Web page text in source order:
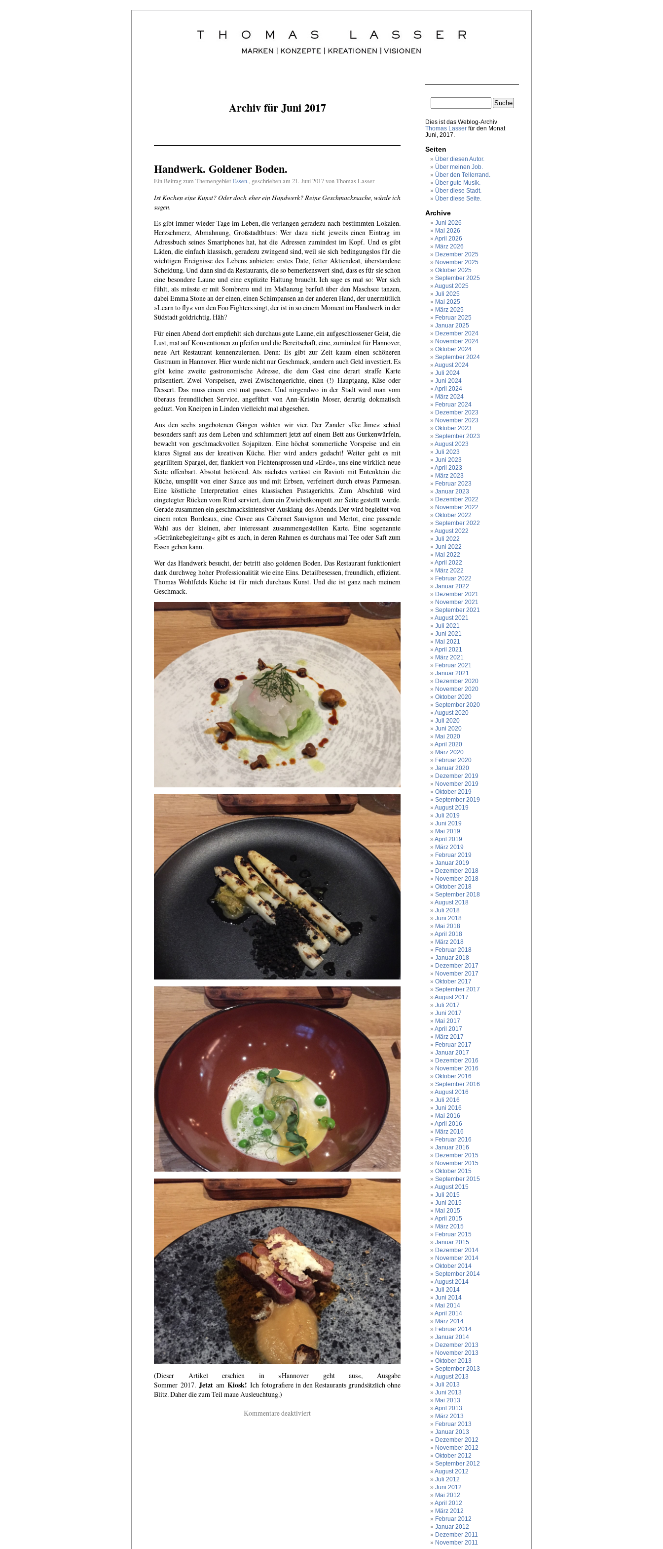
Archiv für Juni 2017
Handwerk. Goldener Boden.
Ein Beitrag zum ThemengebietEssen., geschrieben am 21. Juni 2017 von Thomas Lasser
Ist Kochen eine Kunst? Oder doch eher ein Handwerk? Reine Geschmackssache, würde ich
sagen.
Es gibt immer wieder Tage im Leben, die verlangen geradezu nach bestimmten Lokalen.
Herzschmerz, Abmahnung, Großstadtblues: Wer dazu nicht jeweils einen Eintrag im
Adressbuch seines Smartphones hat, hat die Adressen zumindest im Kopf. Und es gibt
Läden, die einfach klassisch, geradezu zwingend sind, weil sie sich bedingungslos für die
wichtigen Ereignisse des Lebens anbieten: erstes Date, fetter Aktiendeal, überstandene
Scheidung. Und dann sind da Restaurants, die so bemerkenswert sind, dass es für sie schon
eine besondere Laune und eine explizite Haltung braucht. Ich sage es mal so: Wer sich
fühlt, als müsste er mit Sombrero und im Maßanzug barfuß über den Maschsee tanzen,
dabei Emma Stone an der einen, einen Schimpansen an der anderen Hand, der unermütlich
»Learn to fly« von den Foo Fighters singt, der ist in so einem Moment im Handwerk in der
Südstadt goldrichtig. Häh?
Für einen Abend dort empfiehlt sich durchaus gute Laune, ein aufgeschlossener Geist, die
Lust, mal auf Konventionen zu pfeifen und die Bereitschaft, eine, zumindest für Hannover,
neue Art Restaurant kennenzulernen. Denn: Es gibt zur Zeit kaum einen schöneren
Gastraum in Hannover. Hier wurde nicht nur Geschmack, sondern auch Geld investiert. Es
gibt keine zweite gastronomische Adresse, die dem Gast eine derart straffe Karte
präsentiert. Zwei Vorspeisen, zwei Zwischengerichte, einen (!) Hauptgang, Käse oder
Dessert. Das muss einem erst mal passen. Und nirgendwo in der Stadt wird man vom
überaus freundlichen Service, angeführt von Ann-Kristin Moser, derartig dokmatisch
geduzt. Von Kneipen in Linden vielleicht mal abgesehen.
Aus den sechs angebotenen Gängen wählen wir vier. Der Zander »Ike Jime« schied
besonders sanft aus dem Leben und schlummert jetzt auf einem Bett aus Gurkenwürfeln,
bewacht von geschmackvollen Sojapilzen. Eine höchst sommerliche Vorspeise und ein
klares Signal aus der kreativen Küche. Hier wird anders gedacht! Weiter geht es mit
gegrilltem Spargel, der, flankiert von Fichtensprossen und »Erde«, uns eine wirklich neue
Seite offenbart. Absolut betörend. Als nächstes verlässt ein Ravioli mit Entenklein die
Küche, umspült von einer Sauce aus und mit Erbsen, verfeinert durch etwas Parmesan.
Eine köstliche Interpretation eines klassischen Pastagerichts. Zum Abschluß wird
eingelegter Rücken vom Rind serviert, dem ein Zwiebelkompott zur Seite gestellt wurde.
Gerade zusammen ein geschmacksintensiver Ausklang des Abends. Der wird begleitet von
einem roten Bordeaux, eine Cuvee aus Cabernet Sauvignon und Merlot, eine passende
Wahl aus der kleinen, aber interessant zusammengestellten Karte. Eine sogenannte
»Getränkebegleitung« gibt es auch, in deren Rahmen es durchaus mal Tee oder Saft zum
Essen geben kann.
Wer das Handwerk besucht, der betritt also goldenen Boden. Das Restaurant funktioniert
dank durchweg hoher Professionalität wie eine Eins. Detailbesessen, freundlich, effizient.
Thomas Wohlfelds Küche ist für mich durchaus Kunst. Und die ist ganz nach meinem
Geschmack.
(Dieser Artikel erschien in »Hannover geht aus«, Ausgabe
Sommer 2017.Jetzt amKiosk!Ich fotografiere in den Restaurants grundsätzlich ohne
Blitz. Daher die zum Teil maue Ausleuchtung.)
Kommentare deaktiviertfür
Dies ist das Weblog-Archiv
Thomas Lasser für den Monat
Juni, 2017.
Seiten
Über diesen Autor.
Über meinen Job.
Über den Tellerrand.
Über gute Musik.
Über diese Stadt.
Über diese Seite.
Archive
Juni 2026
Mai 2026
April 2026
März 2026
Dezember 2025
November 2025
Oktober 2025
September 2025
August 2025
Juli 2025
Mai 2025
März 2025
Februar 2025
Januar 2025
Dezember 2024
November 2024
Oktober 2024
September 2024
August 2024
Juli 2024
Juni 2024
April 2024
März 2024
Februar 2024
Dezember 2023
November 2023
Oktober 2023
September 2023
August 2023
Juli 2023
Juni 2023
April 2023
März 2023
Februar 2023
Januar 2023
Dezember 2022
November 2022
Oktober 2022
September 2022
August 2022
Juli 2022
Juni 2022
Mai 2022
April 2022
März 2022
Februar 2022
Januar 2022
Dezember 2021
November 2021
September 2021
August 2021
Juli 2021
Juni 2021
Mai 2021
April 2021
März 2021
Februar 2021
Januar 2021
Dezember 2020
November 2020
Oktober 2020
September 2020
August 2020
Juli 2020
Juni 2020
Mai 2020
April 2020
März 2020
Februar 2020
Januar 2020
Dezember 2019
November 2019
Oktober 2019
September 2019
August 2019
Juli 2019
Juni 2019
Mai 2019
April 2019
März 2019
Februar 2019
Januar 2019
Dezember 2018
November 2018
Oktober 2018
September 2018
August 2018
Juli 2018
Juni 2018
Mai 2018
April 2018
März 2018
Februar 2018
Januar 2018
Dezember 2017
November 2017
Oktober 2017
September 2017
August 2017
Juli 2017
Juni 2017
Mai 2017
April 2017
März 2017
Februar 2017
Januar 2017
Dezember 2016
November 2016
Oktober 2016
September 2016
August 2016
Juli 2016
Juni 2016
Mai 2016
April 2016
März 2016
Februar 2016
Januar 2016
Dezember 2015
November 2015
Oktober 2015
September 2015
August 2015
Juli 2015
Juni 2015
Mai 2015
April 2015
März 2015
Februar 2015
Januar 2015
Dezember 2014
November 2014
Oktober 2014
September 2014
August 2014
Juli 2014
Juni 2014
Mai 2014
April 2014
März 2014
Februar 2014
Januar 2014
Dezember 2013
November 2013
Oktober 2013
September 2013
August 2013
Juli 2013
Juni 2013
Mai 2013
April 2013
März 2013
Februar 2013
Januar 2013
Dezember 2012
November 2012
Oktober 2012
September 2012
August 2012
Juli 2012
Juni 2012
Mai 2012
April 2012
März 2012
Februar 2012
Januar 2012
Dezember 2011
November 2011